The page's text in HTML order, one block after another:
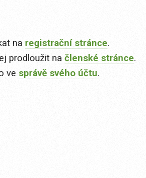
na registrační stránce.
prodloužit na členské stránce.
ve správě svého účtu.